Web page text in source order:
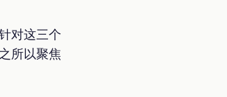
对这三个
所以聚焦